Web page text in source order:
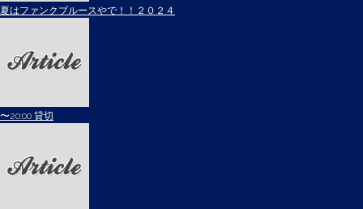
夏はファンクブルースやで！！２０２４
〜20:00 貸切